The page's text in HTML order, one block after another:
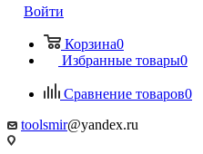
Войти
Корзина0
Избранные товары0
Сравнение товаров0
toolsmir@yandex.ru